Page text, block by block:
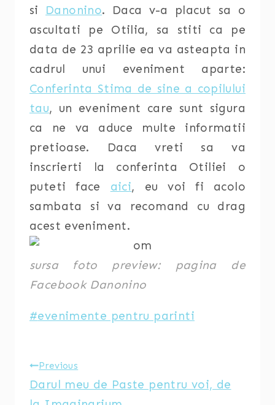
si Danonino. Daca v-a placut sa o
ascultati pe Otilia, sa stiti ca pe
data de 23 aprilie ea va asteapta in
cadrul unui eveniment aparte:
Conferinta Stima de sine a copilului
tau, un eveniment care sunt sigura
ca ne va aduce multe informatii
pretioase. Daca vreti sa va
inscrierti la conferinta Otiliei o
puteti face aici, eu voi fi acolo
sambata si va recomand cu drag
acest eveniment.
sursa foto preview: pagina de
Facebook Danonino
Post
#evenimente pentru parinti
Post
navigation
Previous
Darul meu de Paste pentru voi, de